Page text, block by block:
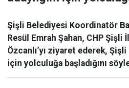
Şişli Belediyesi Koordinatör
Resül Emrah Şahan, CHP Şişli
Özcanlı’yı ziyaret ederek, Şişli
için yolculuğa başladığını